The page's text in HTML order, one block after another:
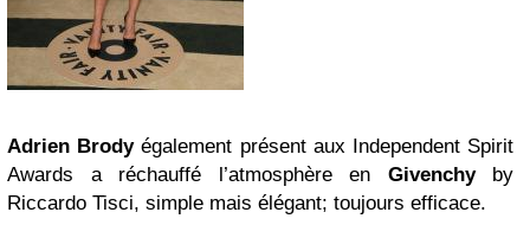
Adrien Brodyégalement présent aux Independent Spirit
Awards a réchauffé l’atmosphère en Givenchyby
Riccardo Tisci, simple mais élégant; toujours efficace.